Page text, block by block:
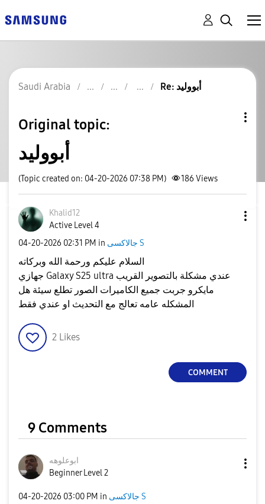
Saudi Arabia Re: أبووليد
Original topic:
أبووليد
(Topic created on: 04-20-2026 07:38 PM) 186 Views
Khalid12
Active Level 4
‎04-20-2026 02:31 PM in جالاكسى S
جهازي Galaxy S25 ultra عندي مشكلة بالتصوير القريب
مايكرو جربت جميع الكاميرات الصور تطلع سيئة هل
المشكله عامه تعالج مع التحديث او عندي فقط
2 Likes
COMMENT
9 Comments
ابوعلوهه
Beginner Level 2
‎04-20-2026 03:00 PM in جالاكسى S